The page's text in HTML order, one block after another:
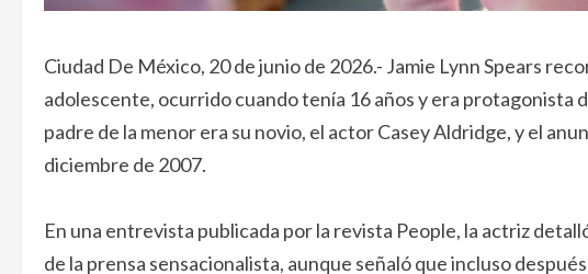
Ciudad De México, 20 de junio de 2026.- Jamie Lynn Spears
adolescente, ocurrido cuando tenía 16 años y era protagonista
padre de la menor era su novio, el actor Casey Aldridge, y el
diciembre de 2007.
En una entrevista publicada por la revista People, la actriz
de la prensa sensacionalista, aunque señaló que incluso